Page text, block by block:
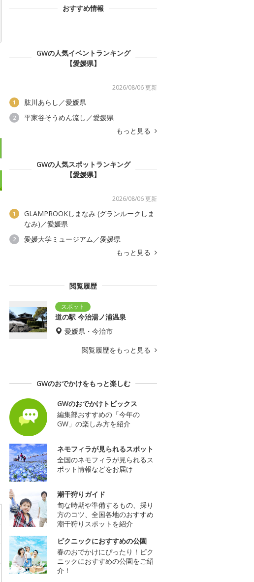
おすすめ情報
GWの人気イベントランキング
【愛媛県】
2026/08/06 更新
1 肱川あらし／愛媛県
2
平家谷そうめん流し／愛媛県
もっと見る
GWの人気スポットランキング
【愛媛県】
2026/08/06 更新
1
GLAMPROOKしまなみ (グランルークしま
なみ)／愛媛県
2
愛媛大学ミュージアム／愛媛県
もっと見る
閲覧履歴
道の駅 今治湯ノ浦温泉
愛媛県・今治市
閲覧履歴をもっと見る
GWのおでかけをもっと楽しむ
GWのおでかけトピックス
編集部おすすめの「今年の
GW」の楽しみ方を紹介
ネモフィラが見られるスポット
全国のネモフィラが見られるス
ポット情報などをお届け
潮干狩りガイド
旬な時期や準備するもの、採り
方のコツ、全国各地のおすすめ
潮干狩りスポットを紹介
ピクニックにおすすめの公園
春のおでかけにぴったり！ピク
ニックにおすすめの公園をご紹
介！